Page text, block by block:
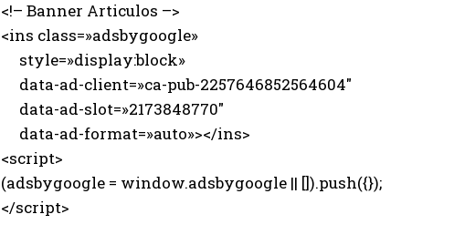
<!– Banner Articulos –>
<ins class=»adsbygoogle»
style=»display:block»
data-ad-client=»ca-pub-2257646852564604″
data-ad-slot=»2173848770″
data-ad-format=»auto»></ins>
<script>
(adsbygoogle = window.adsbygoogle || []).push({});
</script>